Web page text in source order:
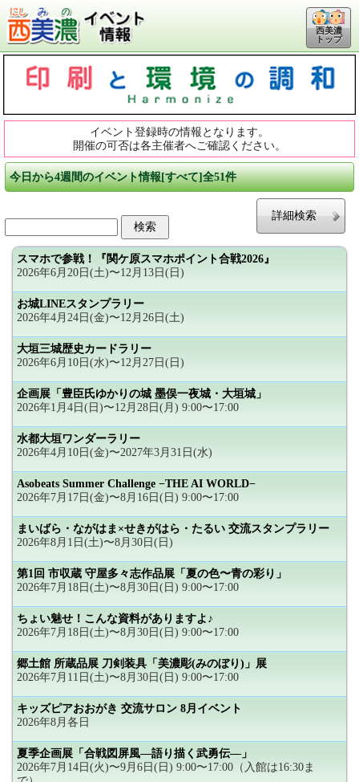
西美濃
トップ
イベント登録時の情報となります。
開催の可否は各主催者へご確認ください。
今日から4週間のイベント情報[すべて]全51件
詳細検索
スマホで参戦！『関ケ原スマホポイント合戦2026』
2026年6月20日(土)〜12月13日(日)
お城LINEスタンプラリー
2026年4月24日(金)〜12月26日(土)
大垣三城歴史カードラリー
2026年6月10日(水)〜12月27日(日)
企画展「豊臣氏ゆかりの城 墨俣一夜城・大垣城」
2026年1月4日(日)〜12月28日(月) 9:00〜17:00
水都大垣ワンダーラリー
2026年4月10日(金)〜2027年3月31日(水)
Asobeats Summer Challenge −THE AI WORLD−
2026年7月17日(金)〜8月16日(日) 9:00〜17:00
まいばら・ながはま×せきがはら・たるい 交流スタンプラリー
2026年8月1日(土)〜8月30日(日)
第1回 市収蔵 守屋多々志作品展「夏の色〜青の彩り」
2026年7月18日(土)〜8月30日(日) 9:00〜17:00
ちょい魅せ！こんな資料がありますよ♪
2026年7月18日(土)〜8月30日(日) 9:00〜17:00
郷土館 所蔵品展 刀剣装具「美濃彫(みのぼり)」展
2026年7月11日(土)〜8月30日(日) 9:00〜17:00
キッズピアおおがき 交流サロン 8月イベント
2026年8月各日
夏季企画展「合戦図屏風―語り描く武勇伝―」
2026年7月14日(火)〜9月6日(日) 9:00〜17:00（入館は16:30ま